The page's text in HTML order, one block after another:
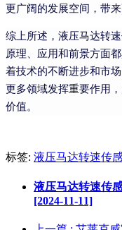
更广阔的发展空间，带
综上所述，液压马达转
原理、应用和前景方面
着技术的不断进步和市
更多领域发挥重要作用
价值。
标签: 液压马达转速传
液压马达转速传
[2024-11-11]